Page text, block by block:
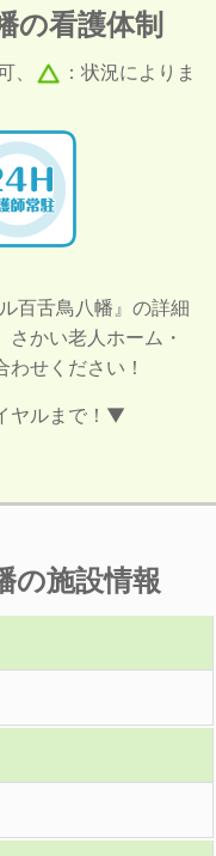
の看護体制
、
：状況によりま
百舌鳥八幡』の詳細
かい老人ホーム・
せください！
ヤルまで！▼
の施設情報